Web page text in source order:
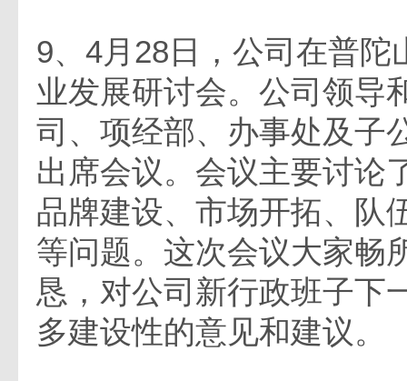
9、4月28日，公司在普陀
业发展研讨会。公司领导
司、项经部、办事处及子
出席会议。会议主要讨论
品牌建设、市场开拓、队
等问题。这次会议大家畅
恳，对公司新行政班子下
多建设性的意见和建议。